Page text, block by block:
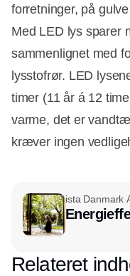
forretninger, på
Med LED lys sparer
sammenlignet med
lysstofrør. LED
timer (11 år á 12
varme, det er
kræver ingen
ista Danmark
Relateret